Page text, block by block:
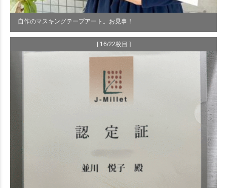
自作のマスキングテープアート。お見事！
[ 16/22枚目 ]